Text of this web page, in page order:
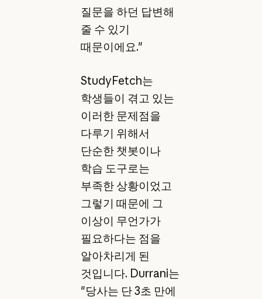
질문을 하던 답변해
줄 수 있기
때문이에요."
StudyFetch는
학생들이 겪고 있는
이러한 문제점을
다루기 위해서
단순한 챗봇이나
학습 도구로는
부족한 상황이었고
그렇기 때문에 그
이상이 무언가가
필요하다는 점을
알아차리게 된
것입니다. Durrani는
"당사는 단 3초 만에